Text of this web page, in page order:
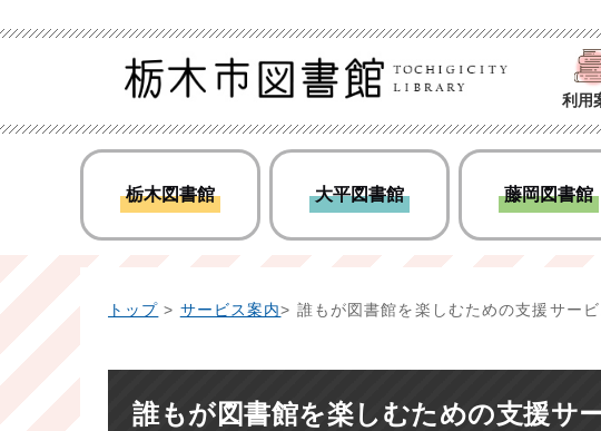
利用
栃木図書館 大平図書館 藤岡図書館
トップ > サービス案内> 誰もが図書館を楽しむための支援サービ
誰もが図書館を楽しむための支援サ